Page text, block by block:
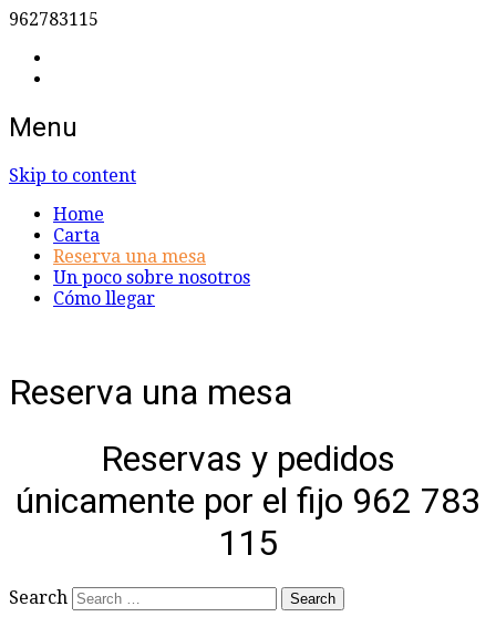
962783115
Pizzeria La Madonna
Cocina Italiana
Menu
Skip to content
Home
Carta
Reserva una mesa
Un poco sobre nosotros
Cómo llegar
Reserva una mesa
Reservas y pedidos
únicamente por el fijo 962 783
115
Search